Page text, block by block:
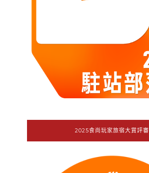
2025食尚玩家旅宿大賞評審